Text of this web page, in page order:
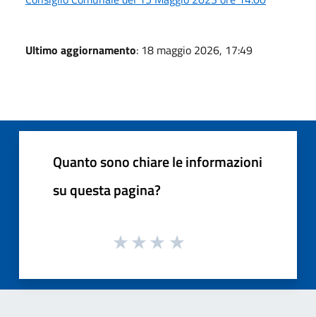
Ultimo aggiornamento: 18 maggio 2026, 17:49
Quanto sono chiare le informazioni
su questa pagina?